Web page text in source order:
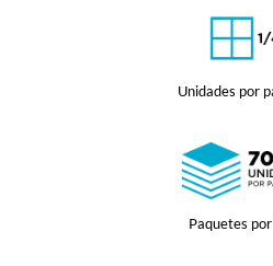
Unidades por
Paquetes